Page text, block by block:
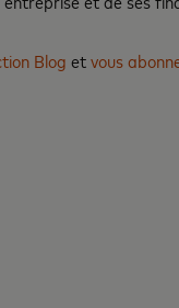
Blog etvous